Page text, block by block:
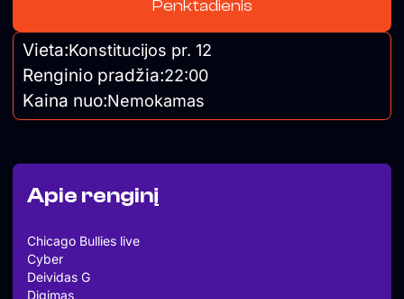
Apie renginį
Chicago Bullies live
Cyber
Deividas G
Digimas
Penktadienis
Vieta:Konstitucijos pr. 12
Renginio pradžia:22:00
Kaina nuo:Nemokamas